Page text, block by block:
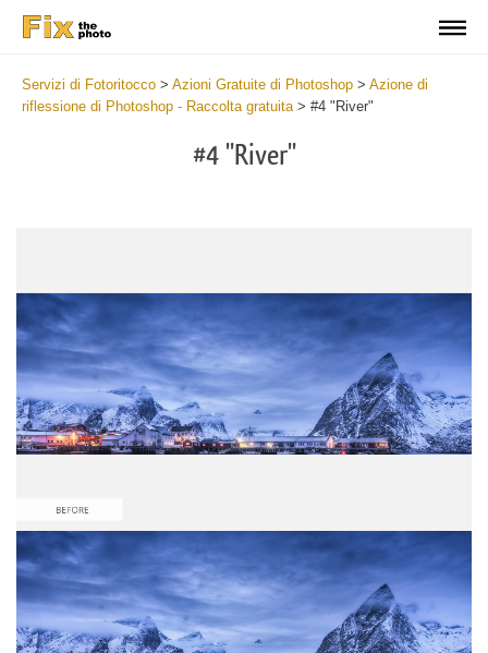
Servizi di Fotoritocco > Azioni Gratuite di Photoshop > Azione di
riflessione di Photoshop - Raccolta gratuita> #4 "River"
#4 "River"
Si prega di Selezionare
Free Photoshop Reflection Action #4
Reflection Collection
Portrait Complete